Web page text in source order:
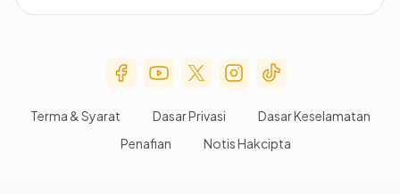
Social Media Menu
Terma & Syarat Dasar Privasi
Dasar Keselamatan
Penafian
Notis Hakcipta